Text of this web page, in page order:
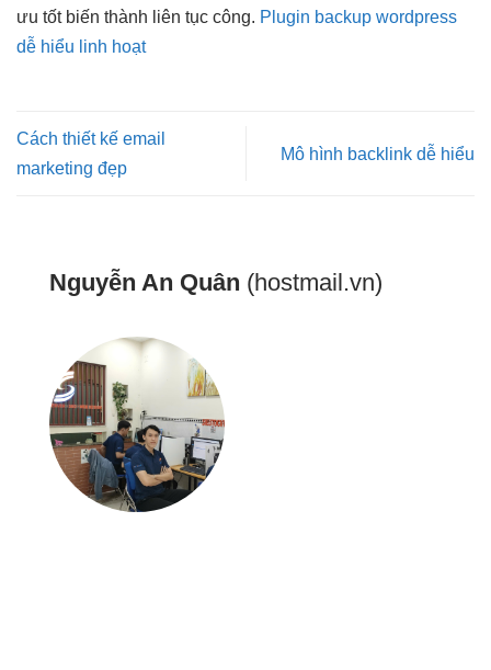
ưu tốtbiến thành liên tục công. Plugin backup wordpress
dễ hiểu linh hoạt
Cách thiết kế email
marketing đẹp
Mô hình backlink dễ hiểu
Nguyễn An Quân (hostmail.vn)